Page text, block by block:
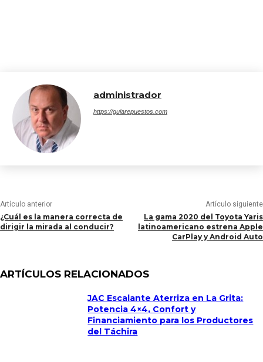
administrador
https://guiarepuestos.com
Artículo anterior
¿Cuál es la manera correcta de
dirigir la mirada al conducir?
Artículo siguiente
La gama 2020 del Toyota Yaris
latinoamericano estrena Apple
CarPlay y Android Auto
ARTÍCULOS RELACIONADOS
JAC Escalante Aterriza en La Grita:
Potencia 4×4, Confort y
Financiamiento para los Productores
del Táchira